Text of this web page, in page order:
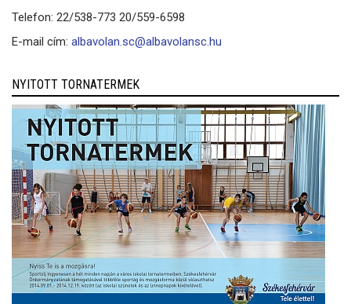
Telefon: 22/538-773 20/559-6598
E-mail cím: albavolan.sc@albavolansc.hu
NYITOTT TORNATERMEK